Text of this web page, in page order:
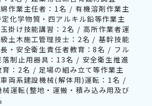
作業主任者：1名 / 有機溶剤作業主
化学物質・四アルキル鉛等作業主
掛け技能講習：2名 / 高所作業者運
土木施工管理技士：2名 / 基幹技能
・安全衛生責任者教育：8名 / フル
落制止用器具：13名 / 安全衛生推進
育：2名 / 足場の組み立て等作業主
両系建設機械(解体用)運転：1名 /
運転(整地・運搬・積み込み用及び